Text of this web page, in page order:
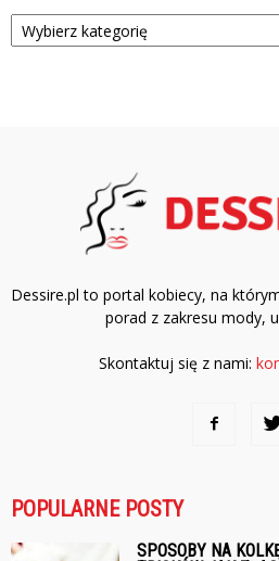
Kategorie
Dessire.pl to portal kobiecy, na
porad z zakresu mody,
Skontaktuj się z nami:
POPULARNE POSTY
SPOSOBY NA